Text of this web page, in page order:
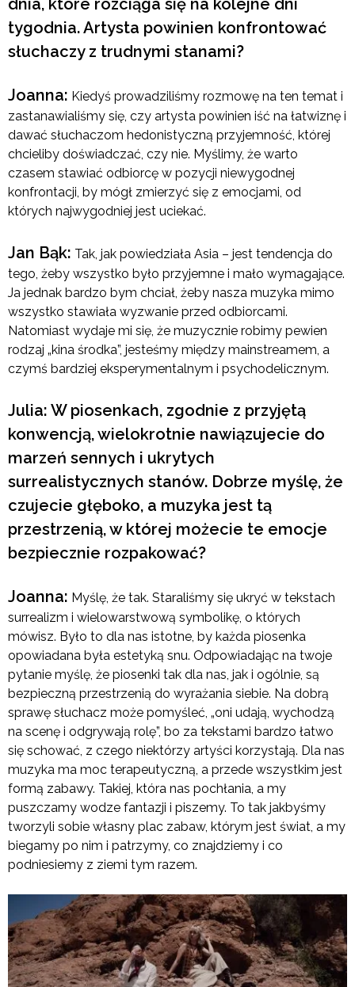
dnia, które rozciąga się na kolejne dni
tygodnia. Artysta powinien konfrontować
słuchaczy z trudnymi stanami?
Joanna: Kiedyś prowadziliśmy rozmowę na ten temat i
zastanawialiśmy się, czy artysta powinien iść na łatwiznę i
dawać słuchaczom hedonistyczną przyjemność, której
chcieliby doświadczać, czy nie. Myślimy, że warto
czasem stawiać odbiorcę w pozycji niewygodnej
konfrontacji, by mógł zmierzyć się z emocjami, od
których najwygodniej jest uciekać.
Jan Bąk: Tak, jak powiedziała Asia – jest tendencja do
tego, żeby wszystko było przyjemne i mało wymagające.
Ja jednak bardzo bym chciał, żeby nasza muzyka mimo
wszystko stawiała wyzwanie przed odbiorcami.
Natomiast wydaje mi się, że muzycznie robimy pewien
rodzaj „kina środka”, jesteśmy między mainstreamem, a
czymś bardziej eksperymentalnym i psychodelicznym.
Julia: W piosenkach, zgodnie z przyjętą
konwencją, wielokrotnie nawiązujecie do
marzeń sennych i ukrytych
surrealistycznych stanów. Dobrze myślę, że
czujecie głęboko, a muzyka jest tą
przestrzenią, w której możecie te emocje
bezpiecznie rozpakować?
Joanna: Myślę, że tak. Staraliśmy się ukryć w tekstach
surrealizm i wielowarstwową symbolikę, o których
mówisz. Było to dla nas istotne, by każda piosenka
opowiadana była estetyką snu. Odpowiadając na twoje
pytanie myślę, że piosenki tak dla nas, jak i ogólnie, są
bezpieczną przestrzenią do wyrażania siebie. Na dobrą
sprawę słuchacz może pomyśleć, „oni udają, wychodzą
na scenę i odgrywają rolę”, bo za tekstami bardzo łatwo
się schować, z czego niektórzy artyści korzystają. Dla nas
muzyka ma moc terapeutyczną, a przede wszystkim jest
formą zabawy. Takiej, która nas pochłania, a my
puszczamy wodze fantazji i piszemy. To tak jakbyśmy
tworzyli sobie własny plac zabaw, którym jest świat, a my
biegamy po nim i patrzymy, co znajdziemy i co
podniesiemy z ziemi tym razem.